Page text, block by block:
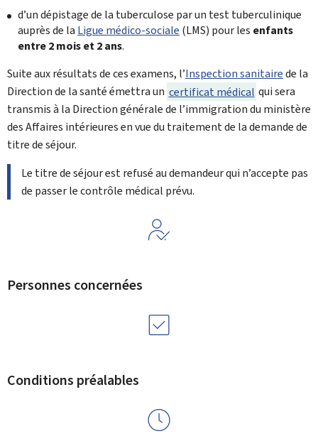
d’un dépistage de la tuberculose par un test tuberculinique
auprès de la Ligue médico-sociale (LMS) pour les enfants
entre 2 mois et 2 ans.
Suite aux résultats de ces examens, l’Inspection sanitairede la
Direction de la santéémettra un certificat médical qui sera
transmis à la Direction générale de l’immigrationdu ministère
des Affaires intérieures en vue du traitement de la demande de
titre de séjour.
Le titre de séjour est refusé au demandeur qui n’accepte pas
de passer le contrôle médical prévu.
Personnes concernées
Conditions préalables